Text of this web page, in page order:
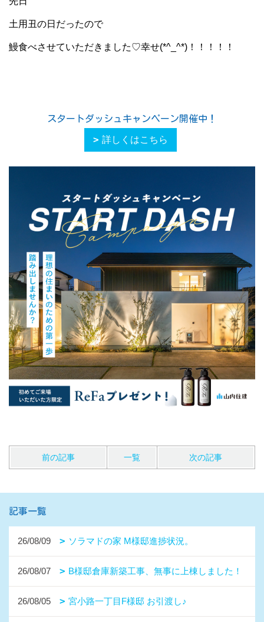
土用丑の日だったので
鰻食べさせていただきました♡幸せ(*^_^*)！！！！！
スタートダッシュキャンペーン開催中！
詳しくはこちら
前の記事 一覧 次の記事
記事一覧
26/08/09 ソラマドの家 M様邸進捗状況。
26/08/07 B様邸倉庫新築工事、無事に上棟しました！
26/08/05 宮小路一丁目F様邸 お引渡し♪